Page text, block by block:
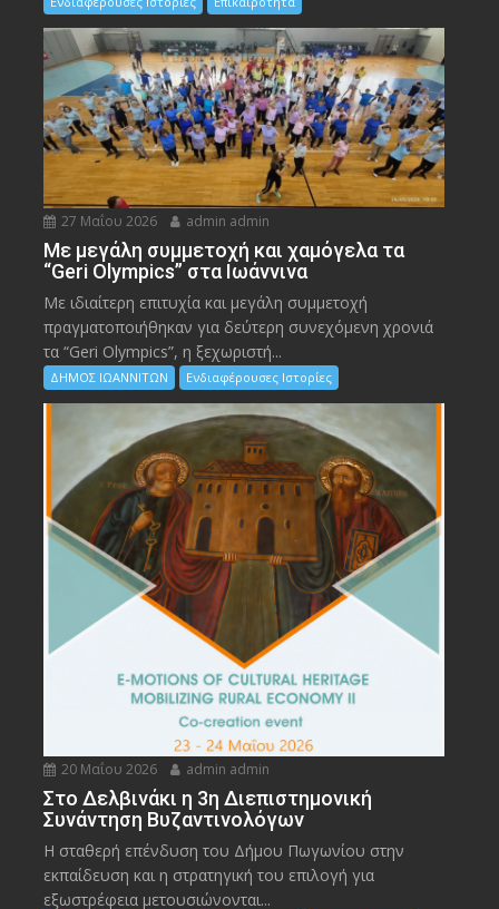
27 Μαΐου 2026 admin admin
Με μεγάλη συμμετοχή και χαμόγελα τα
“Geri Olympics” στα Ιωάννινα
Με ιδιαίτερη επιτυχία και μεγάλη συμμετοχή
πραγματοποιήθηκαν για δεύτερη συνεχόμενη χρονιά
τα “Geri Olympics”, η ξεχωριστή...
ΔΗΜΟΣ ΙΩΑΝΝΙΤΩΝ Ενδιαφέρουσες Ιστορίες
20 Μαΐου 2026 admin admin
Στο Δελβινάκι η 3η Διεπιστημονική
Συνάντηση Βυζαντινολόγων
Η σταθερή επένδυση του Δήμου Πωγωνίου στην
εκπαίδευση και η στρατηγική του επιλογή για
εξωστρέφεια μετουσιώνονται...